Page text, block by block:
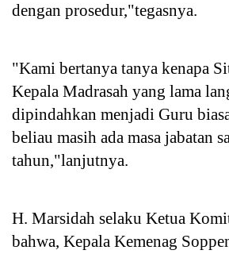
dengan prosedur,"tegasnya.
"Kami bertanya tanya kenapa
Kepala Madrasah yang lama
dipindahkan menjadi Guru
beliau masih ada masa jabatan
tahun,"lanjutnya.
H. Marsidah selaku Ketua
bahwa, Kepala Kemenag